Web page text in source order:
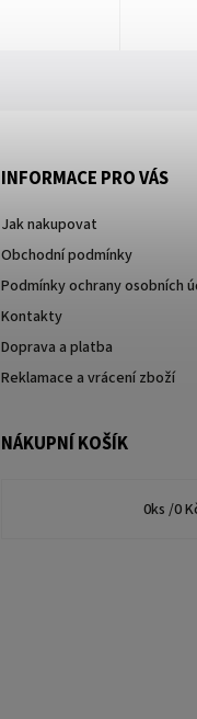
INFORMACE PRO VÁS
Jak nakupovat
Obchodní podmínky
Podmínky ochrany osobních
Kontakty
Doprava a platba
Reklamace a vrácení zboží
NÁKUPNÍ KOŠÍK
0ks /0